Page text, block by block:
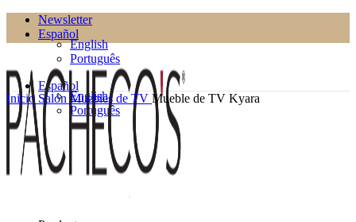
Newsletter
Español
English
Português
Español
English
Português
Inicio Salón Muebles de TV Mueble de TV Kyara